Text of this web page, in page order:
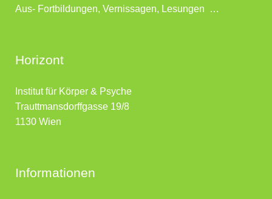
Aus- Fortbildungen, Vernissagen, Lesungen …
Horizont
Institut für Körper & Psyche
Trauttmansdorffgasse 19/8
1130 Wien
Informationen